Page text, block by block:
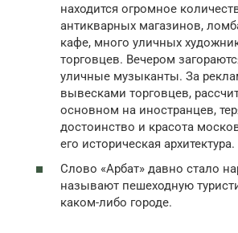
находится огромное
антикварных магазинов,
кафе, много уличных
торговцев. Вечером
уличные музыканты. За
вывесками торговцев,
основном на иностранцев,
достоинство и красота
его историческая архитектура.
Слово «Арбат» давно стало
называют пешеходную
каком-либо городе.